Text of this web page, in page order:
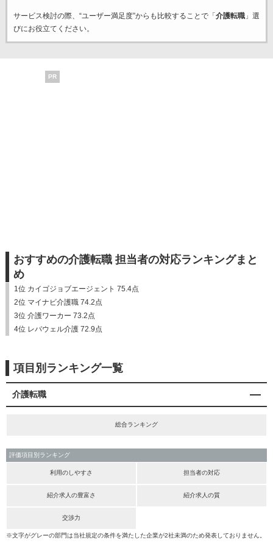
サービス検討の際、“ユーザー満足度”からも比較することで「 介護転職」選
びにお役立てください。
PR
おすすめの介護転職 担当者の対応ランキングまと
め
1位 カイゴジョブエージェント 75.4点
2位 マイナビ介護職 74.2点
3位 介護ワーカー 73.2点
4位 レバウェル介護 72.9点
項目別ランキング一覧
介護転職
総合ランキング
評価項目別ランキング
利用のしやすさ 担当者の対応
紹介求人の豊富さ 紹介求人の質
交渉力
※文字がグレーの部門は当社規定の条件を満たした企業が2社未満のため発表しておりません。